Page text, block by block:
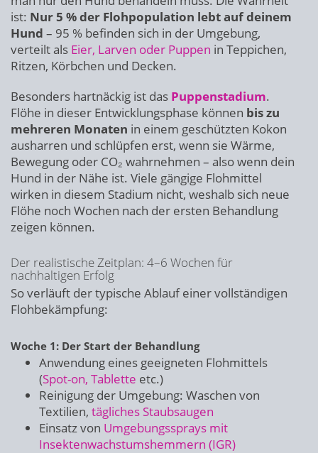
ist: Nur 5 % der Flohpopulation lebt auf deinem
Hund – 95 % befinden sich in der Umgebung,
verteilt als Eier, Larven oder Puppen in Teppichen,
Ritzen, Körbchen und Decken.
Besonders hartnäckig ist das Puppenstadium.
Flöhe in dieser Entwicklungsphase können bis zu
mehreren Monaten in einem geschützten Kokon
ausharren und schlüpfen erst, wenn sie Wärme,
Bewegung oder CO₂ wahrnehmen – also wenn dein
Hund in der Nähe ist. Viele gängige Flohmittel
wirken in diesem Stadium nicht, weshalb sich neue
Flöhe noch Wochen nach der ersten Behandlung
zeigen können.
Der realistische Zeitplan: 4–6 Wochen für
nachhaltigen Erfolg
So verläuft der typische Ablauf einer vollständigen
Flohbekämpfung:
Woche 1: Der Start der Behandlung
Anwendung eines geeigneten Flohmittels
(Spot-on, Tablette etc.)
Reinigung der Umgebung: Waschen von
Textilien, tägliches Staubsaugen
Einsatz von Umgebungssprays mit
Insektenwachstumshemmern (IGR)